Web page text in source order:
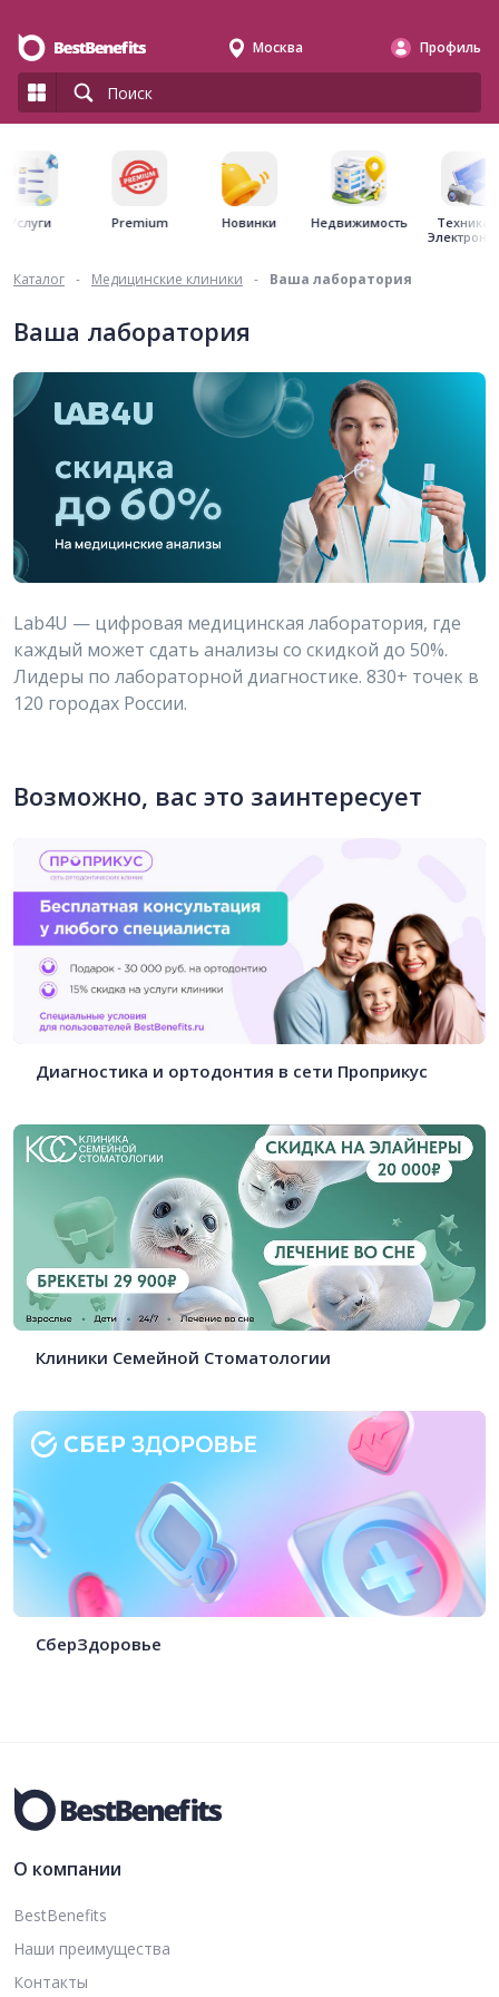
Москва Профиль
Услуги Premium Новинки Недвижимость
Техника
Каталог - Медицинские клиники - Ваша лаборатория
Ваша лаборатория
Lab4U — цифровая медицинская лаборатория, где
каждый может сдать анализы со скидкой до 50%.
Лидеры по лабораторной диагностике. 830+ точек в
120 городах России.
Возможно, вас это заинтересует
Диагностика и ортодонтия в сети Проприкус
Клиники Семейной Стоматологии
СберЗдоровье
О компании
BestBenefits
Наши преимущества
Контакты